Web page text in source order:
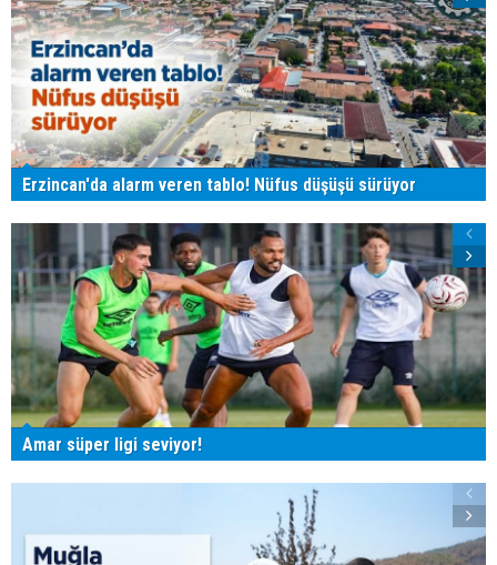
Erzincan'da alarm veren tablo! Nüfus düşüşü sürüyor
Amar süper ligi seviyor!